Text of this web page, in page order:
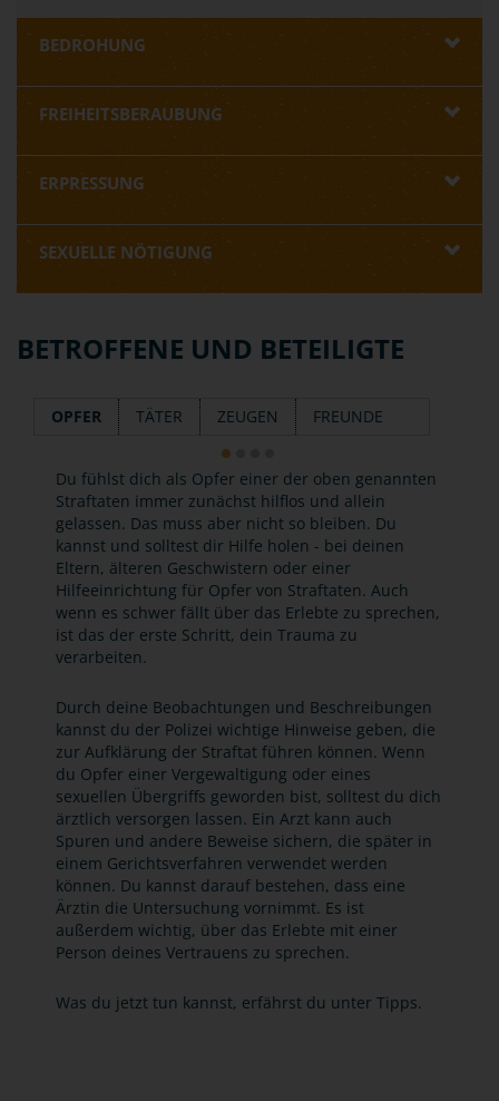
BEDROHUNG
FREIHEITSBERAUBUNG
ERPRESSUNG
SEXUELLE NÖTIGUNG
BETROFFENE UND BETEILIGTE
OPFER TÄTER ZEUGEN FREUNDE
Du fühlst dich als Opfer einer der oben genannten
Straftaten immer zunächst hilflos und allein
gelassen. Das muss aber nicht so bleiben. Du
kannst und solltest dir Hilfe holen - bei deinen
Eltern, älteren Geschwistern oder einer
Hilfeeinrichtung für Opfer von Straftaten. Auch
wenn es schwer fällt über das Erlebte zu sprechen,
ist das der erste Schritt, dein Trauma zu
verarbeiten.
Durch deine Beobachtungen und Beschreibungen
kannst du der Polizei wichtige Hinweise geben, die
zur Aufklärung der Straftat führen können. Wenn
du Opfer einer Vergewaltigung oder eines
sexuellen Übergriffs geworden bist, solltest du dich
ärztlich versorgen lassen. Ein Arzt kann auch
Spuren und andere Beweise sichern, die später in
einem Gerichtsverfahren verwendet werden
können. Du kannst darauf bestehen, dass eine
Ärztin die Untersuchung vornimmt. Es ist
außerdem wichtig, über das Erlebte mit einer
Person deines Vertrauens zu sprechen.
Was du jetzt tun kannst, erfährst du unter Tipps.